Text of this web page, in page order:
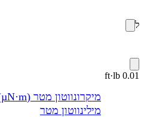
ל
0.01 ft·lb
מיקרונווטון מטר (µN·m)
מילינווטון מטר